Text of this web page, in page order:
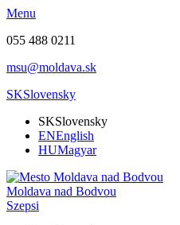
Menu
055 488 0211
msu@moldava.sk
SKSlovensky
SKSlovensky
ENEnglish
HUMagyar
Moldava nad Bodvou
Szepsi